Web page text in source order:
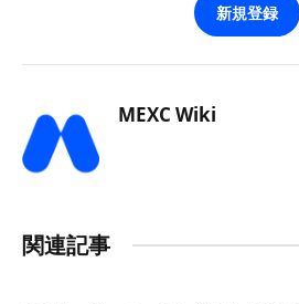
新規登録
MEXC Wiki
関連記事